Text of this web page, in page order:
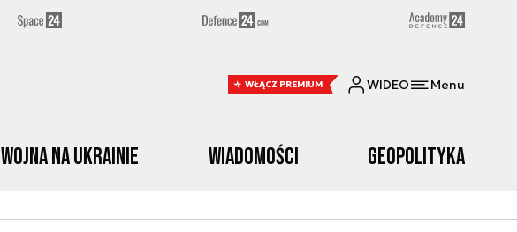
WŁĄCZ PREMIUM WIDEO Menu
Wojna na Ukrainie Wiadomości Geopolityka